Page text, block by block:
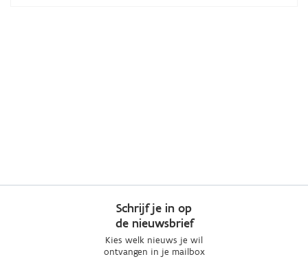
Schrijf je in op
de nieuwsbrief
Kies welk nieuws je wil
ontvangen in je mailbox